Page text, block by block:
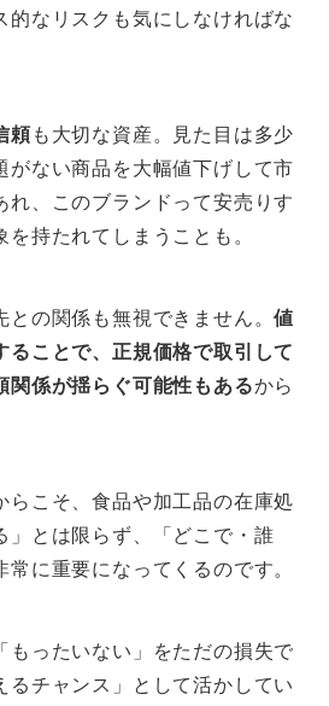
的なリスクも気にしなければな
頼も大切な資産。見た目は多少
がない商品を大幅値下げして市
れ、このブランドって安売りす
持たれてしまうことも。
との関係も無視できません。値
ることで、正規価格で取引して
関係が揺らぐ可能性もあるから
らこそ、食品や加工品の在庫処
」とは限らず、「どこで・誰
に重要になってくるのです。
もったいない」をただの損失で
るチャンス」として活かしてい